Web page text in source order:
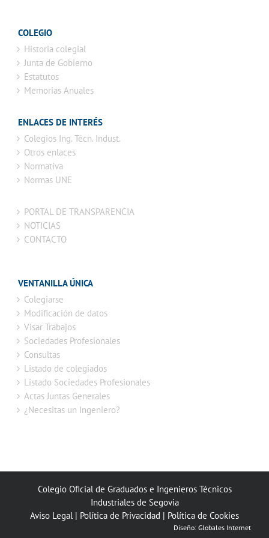
COLEGIO
Historia colegial
Junta de Gobierno
Estatutos
Memorias Anuales
ENLACES DE INTERÉS
Colegios Ing. Técn. Indust.
Otros enlaces
Normativa
Normas UNE
PORTAL DE TRANSPARENCIA
NOTICIAS
CONTACTO
VENTANILLA ÚNICA
Colegiarse
Modificación de datos
Visar Trabajos
Sociedades Profesionales
Consultas
Listado de colegiados
Listado Sociedades Profesionales
Actas Juntas Generales
¿Necesitas un Ingeniero?
Colegio Oficial de Graduados e Ingenieros Técnicos
Industriales de Segovia
Aviso Legal | Política de Privacidad | Política de Cookies
Diseño: Globales Internet